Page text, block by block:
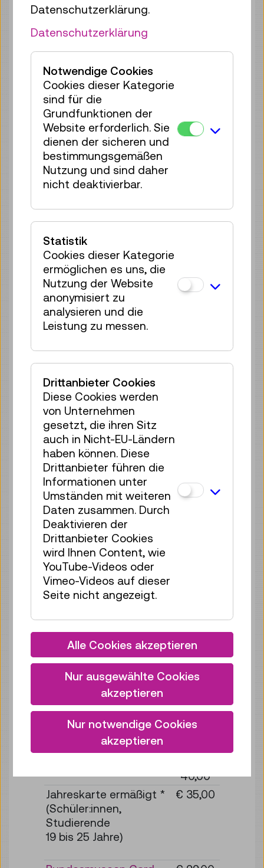
Sonderausstellungen.
Aktuelle Ausstellungen
Events besuchen
Um an einer Führung oder an einem
Workshop teilnehmen zu können,
benötigen Sie eine Eintritts- oder eine
Jahreskarte. Die Tickets für unsere
Veranstaltungen und
Vermittlungsprogramme müssen
zusätzlich gekauft werden.
Zum Kalender
Ermäßigte Tickets
Ermäßigungen, wie für den Ö1-Club
oder der Vienna Card etc., sind
ausschließlich an der Kassa vor Ort
erhältlich. Die Auflistung aller
Ermäßigungen finden Sie weiter
unten.
EINTRITTSPREISE ANZEIGEN
Person
Erwachsene
Kinder, Jugendliche
unter 19 Jahre *
Schüler:innen,
Lehrlinge,
19 bis 25 Jahre *
Menschen mit
Behinderungen
(inkl. eine im Ausweis
vermerkte
Begleitperson) *
€ 15,50
40,00
Jahreskarte ermäßigt *
(Schüler:innen,
Studierende
19 bis 25 Jahre)
€ 35,00
Datenschutzerklärung.
Datenschutzerklärung
Notwendige Cookies
Cookies dieser Kategorie
sind für die
Grundfunktionen der
Website erforderlich. Sie
dienen der sicheren und
bestimmungsgemäßen
Nutzung und sind daher
nicht deaktivierbar.
Statistik
Cookies dieser Kategorie
ermöglichen es uns, die
Nutzung der Website
anonymisiert zu
analysieren und die
Leistung zu messen.
Drittanbieter Cookies
Diese Cookies werden
von Unternehmen
gesetzt, die ihren Sitz
auch in Nicht-EU-Ländern
haben können. Diese
Drittanbieter führen die
Informationen unter
Umständen mit weiteren
Daten zusammen. Durch
Deaktivieren der
Drittanbieter Cookies
wird Ihnen Content, wie
YouTube-Videos oder
Vimeo-Videos auf dieser
Seite nicht angezeigt.
Alle Cookies akzeptieren
Nur ausgewählte Cookies
akzeptieren
Nur notwendige Cookies
akzeptieren